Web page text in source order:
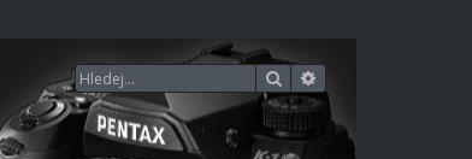
Hledat